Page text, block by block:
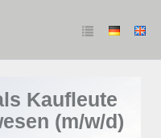
Kaufleute
(m/w/d)